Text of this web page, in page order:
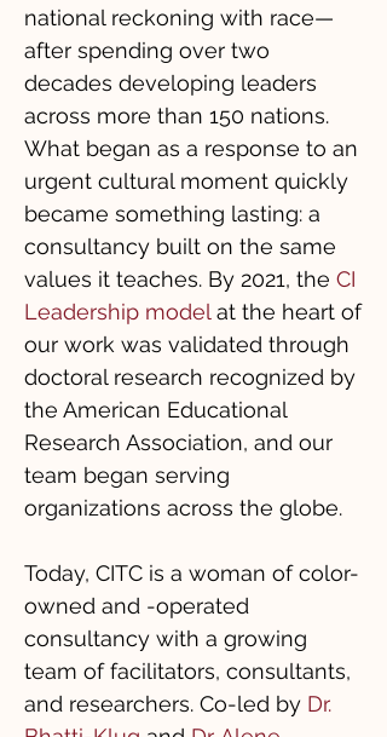
national reckoning with race—
after spending over two
decades developing leaders
across more than 150 nations.
What began as a response to an
urgent cultural moment quickly
became something lasting: a
consultancy built on the same
values it teaches. By 2021, the CI
Leadership model at the heart of
our work was validated through
doctoral research recognized by
the American Educational
Research Association, and our
team began serving
organizations across the globe.
Today, CITC is a woman of color-
owned and -operated
consultancy with a growing
team of facilitators, consultants,
and researchers. Co-led by Dr.